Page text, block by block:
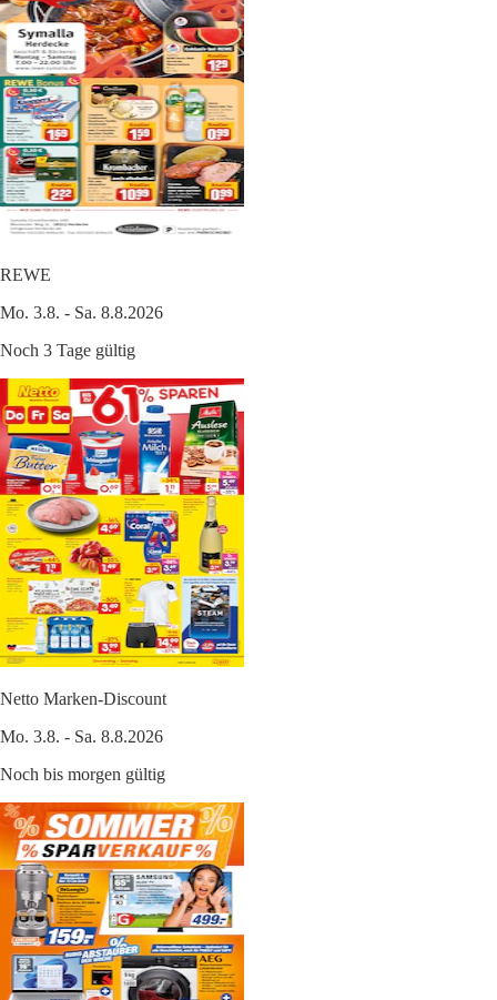
REWE
Mo. 3.8. - Sa. 8.8.2026
Noch 3 Tage gültig
Netto Marken-Discount
Mo. 3.8. - Sa. 8.8.2026
Noch bis morgen gültig